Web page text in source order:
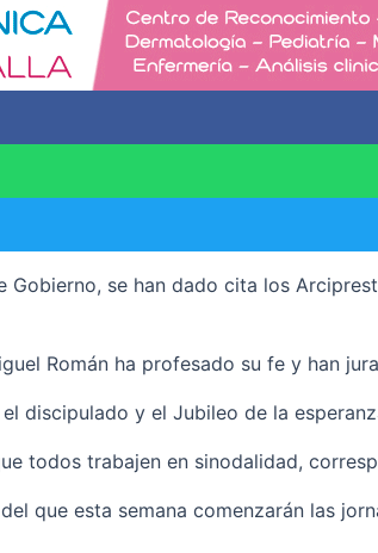
se han dado cita los
Román ha profesado su fe y han
discipulado y el Jubileo de la
todos trabajen en sinodalidad,
esta semana comenzarán las